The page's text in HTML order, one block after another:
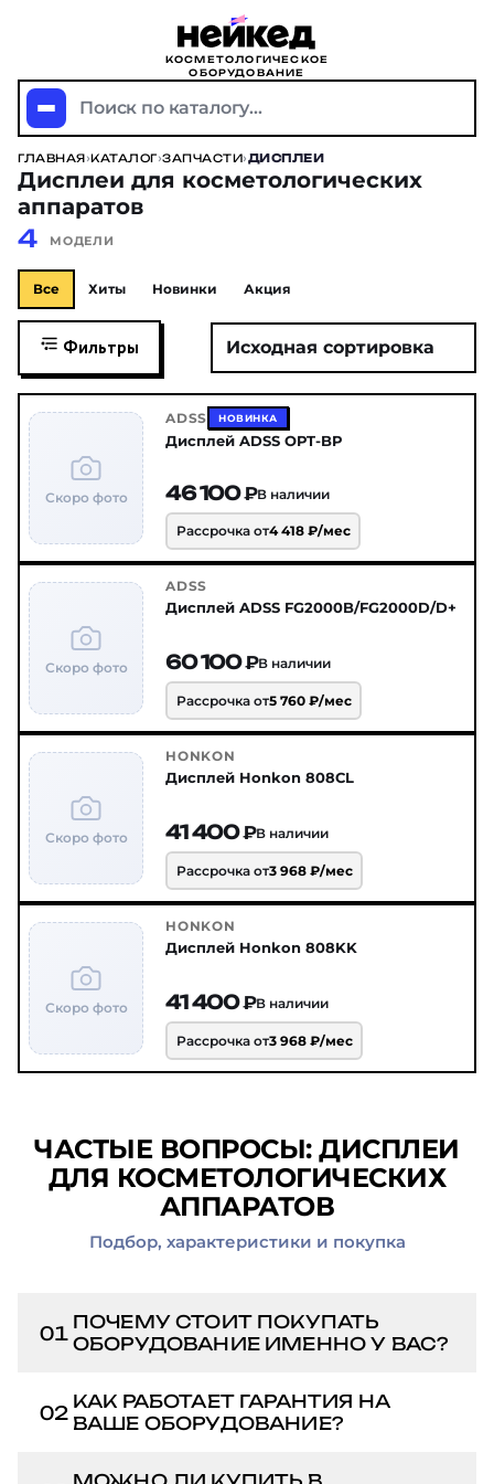
КОСМЕТОЛОГИЧЕСКОЕ
ОБОРУДОВАНИЕ
Поиск по каталогу...
ГЛАВНАЯ›КАТАЛОГ›ЗАПЧАСТИ›ДИСПЛЕИ
Дисплеи для косметологических
аппаратов
4 МОДЕЛИ
Все Хиты Новинки Акция
Фильтры
Скоро фото
ADSS НОВИНКА
Дисплей ADSS OPT-BP
46 100 ₽В наличии
Рассрочка от4 418 ₽/мес
Скоро фото
ADSS
Дисплей ADSS FG2000B/FG2000D/D+
60 100 ₽В наличии
Рассрочка от5 760 ₽/мес
Скоро фото
HONKON
Дисплей Honkon 808CL
41 400 ₽В наличии
Рассрочка от3 968 ₽/мес
Скоро фото
HONKON
Дисплей Honkon 808KK
41 400 ₽В наличии
Рассрочка от3 968 ₽/мес
ЧАСТЫЕ ВОПРОСЫ: ДИСПЛЕИ
ДЛЯ КОСМЕТОЛОГИЧЕСКИХ
АППАРАТОВ
Подбор, характеристики и покупка
01 ПОЧЕМУ СТОИТ ПОКУПАТЬ
ОБОРУДОВАНИЕ ИМЕННО У ВАС?
знаем это оборудование вдоль и
проверяем перед отправкой:
02 КАК РАБОТАЕТ ГАРАНТИЯ НА
ВАШЕ ОБОРУДОВАНИЕ?